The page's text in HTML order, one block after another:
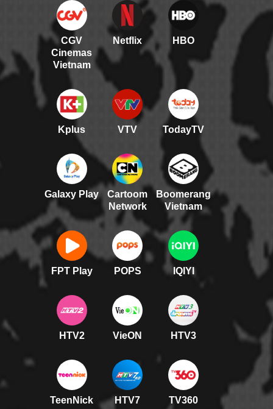
CGV
Cinemas
Vietnam
Netflix HBO
Kplus VTV TodayTV
Galaxy Play
Cartoom
Network
Boomerang
Vietnam
FPT Play POPS IQIYI
HTV2 VieON HTV3
TeenNick HTV7 TV360